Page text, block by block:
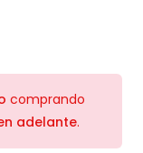
comprando
adelante.